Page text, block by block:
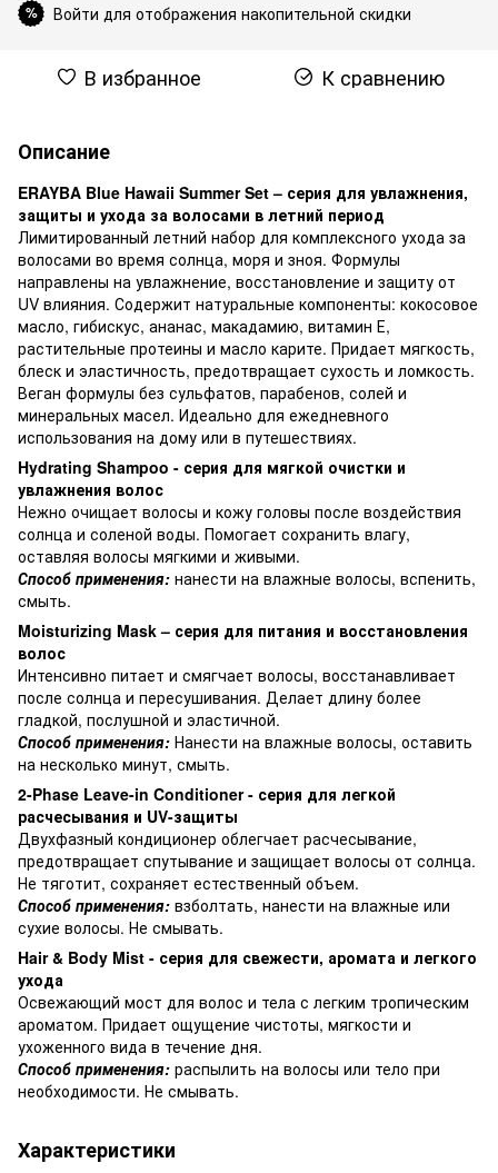
% Войти для отображения накопительной скидки
В избранное К сравнению
Описание
ERAYBA Blue Hawaii Summer Set – серия для увлажнения,
защиты и ухода за волосами в летний период
Лимитированный летний набор для комплексного ухода за
волосами во время солнца, моря и зноя. Формулы
направлены на увлажнение, восстановление и защиту от
UV влияния. Содержит натуральные компоненты: кокосовое
масло, гибискус, ананас, макадамию, витамин Е,
растительные протеины и масло карите. Придает мягкость,
блеск и эластичность, предотвращает сухость и ломкость.
Веган формулы без сульфатов, парабенов, солей и
минеральных масел. Идеально для ежедневного
использования на дому или в путешествиях.
Hydrating Shampoo - серия для мягкой очистки и
увлажнения волос
Нежно очищает волосы и кожу головы после воздействия
солнца и соленой воды. Помогает сохранить влагу,
оставляя волосы мягкими и живыми.
Способ применения: нанести на влажные волосы, вспенить,
смыть.
Moisturizing Mask – серия для питания и восстановления
волос
Интенсивно питает и смягчает волосы, восстанавливает
после солнца и пересушивания. Делает длину более
гладкой, послушной и эластичной.
Способ применения: Нанести на влажные волосы, оставить
на несколько минут, смыть.
2-Phase Leave-in Conditioner - серия для легкой
расчесывания и UV-защиты
Двухфазный кондиционер облегчает расчесывание,
предотвращает спутывание и защищает волосы от солнца.
Не тяготит, сохраняет естественный объем.
Способ применения: взболтать, нанести на влажные или
сухие волосы. Не смывать.
Hair & Body Mist - серия для свежести, аромата и легкого
ухода
Освежающий мост для волос и тела с легким тропическим
ароматом. Придает ощущение чистоты, мягкости и
ухоженного вида в течение дня.
Способ применения: распылить на волосы или тело при
необходимости. Не смывать.
Характеристики